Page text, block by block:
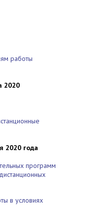
работы
2020
2020 года
программ
в условиях